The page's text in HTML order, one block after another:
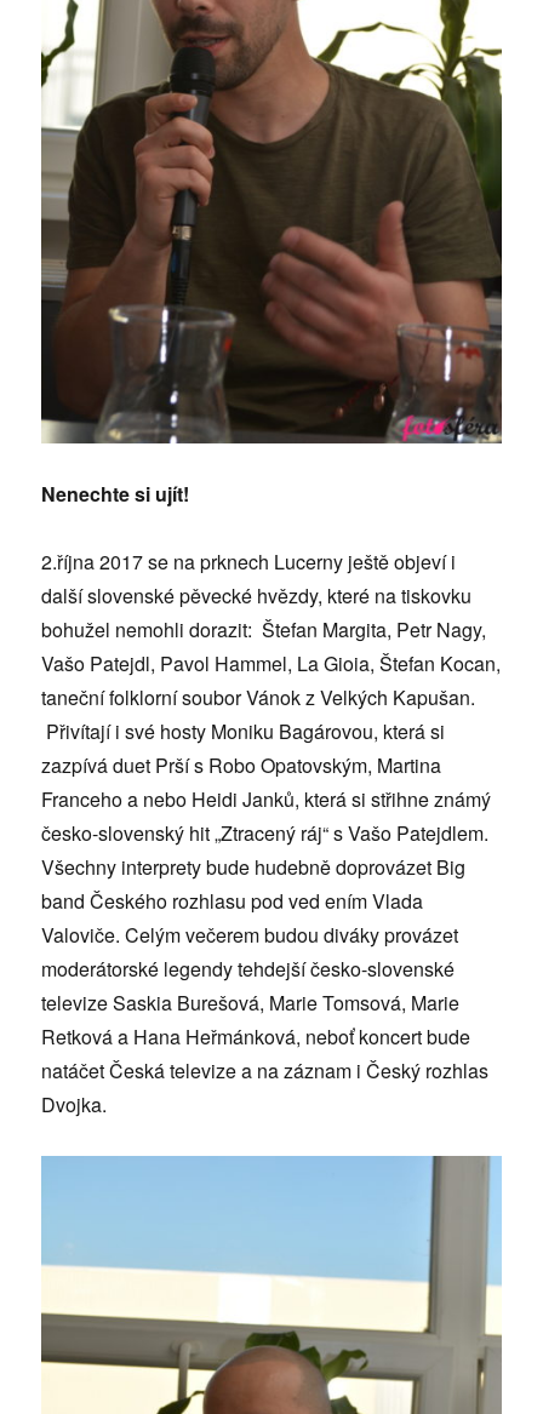
Nenechte si ujít!
2.října 2017 se na prknech Lucerny ještě objeví i
další slovenské pěvecké hvězdy, které na tiskovku
bohužel nemohli dorazit: Štefan Margita, Petr Nagy,
Vašo Patejdl, Pavol Hammel, La Gioia, Štefan Kocan,
taneční folklorní soubor Vánok z Velkých Kapušan.
Přivítají i své hosty Moniku Bagárovou, která si
zazpívá duet Prší s Robo Opatovským, Martina
Franceho a nebo Heidi Janků, která si střihne známý
česko-slovenský hit „Ztracený ráj“ s Vašo Patejdlem.
Všechny interprety bude hudebně doprovázet Big
band Českého rozhlasu pod ved ením Vlada
Valoviče. Celým večerem budou diváky provázet
moderátorské legendy tehdejší česko-slovenské
televize Saskia Burešová, Marie Tomsová, Marie
Retková a Hana Heřmánková, neboť koncert bude
natáčet Česká televize a na záznam i Český rozhlas
Dvojka.